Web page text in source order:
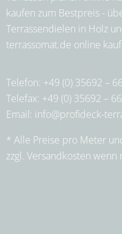
kaufen zum Bestpreis -
Terrassendielen in Holz
terrassomat.de online
Telefon: +49 (0) 35692 –
Telefax: +49 (0) 35692 –
Email: info@profideck-
* Alle Preise pro Meter
zzgl. Versandkosten